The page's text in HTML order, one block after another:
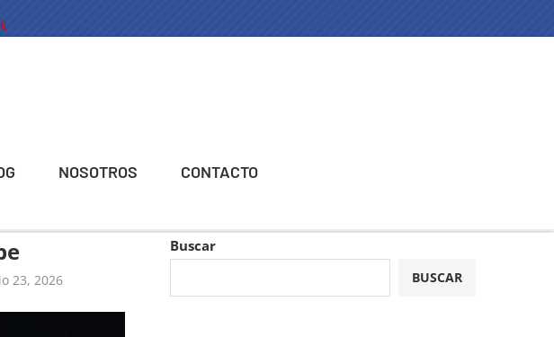
NOSOTROS CONTACTO
23, 2026
Buscar
BUSCAR